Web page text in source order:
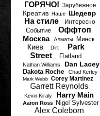
ГОРЯЧО! Зарубежное
Креатив Наше Шедевр
На стиле Интересно
Событие
Оффтоп
Москва
Алматы Минск
Киев Dirt
Park
Street
Flatland
Nathan Williams Dan Lacey
Dakota Roche Chad Kerley
Mark Webb Corey Martinez
Garrett Reynolds
Kevin Kiraly Harry Main
Aaron Ross Nigel Sylvester
Alex Coleborn